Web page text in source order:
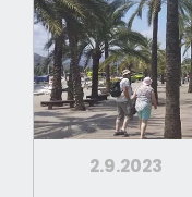
2.9.2023